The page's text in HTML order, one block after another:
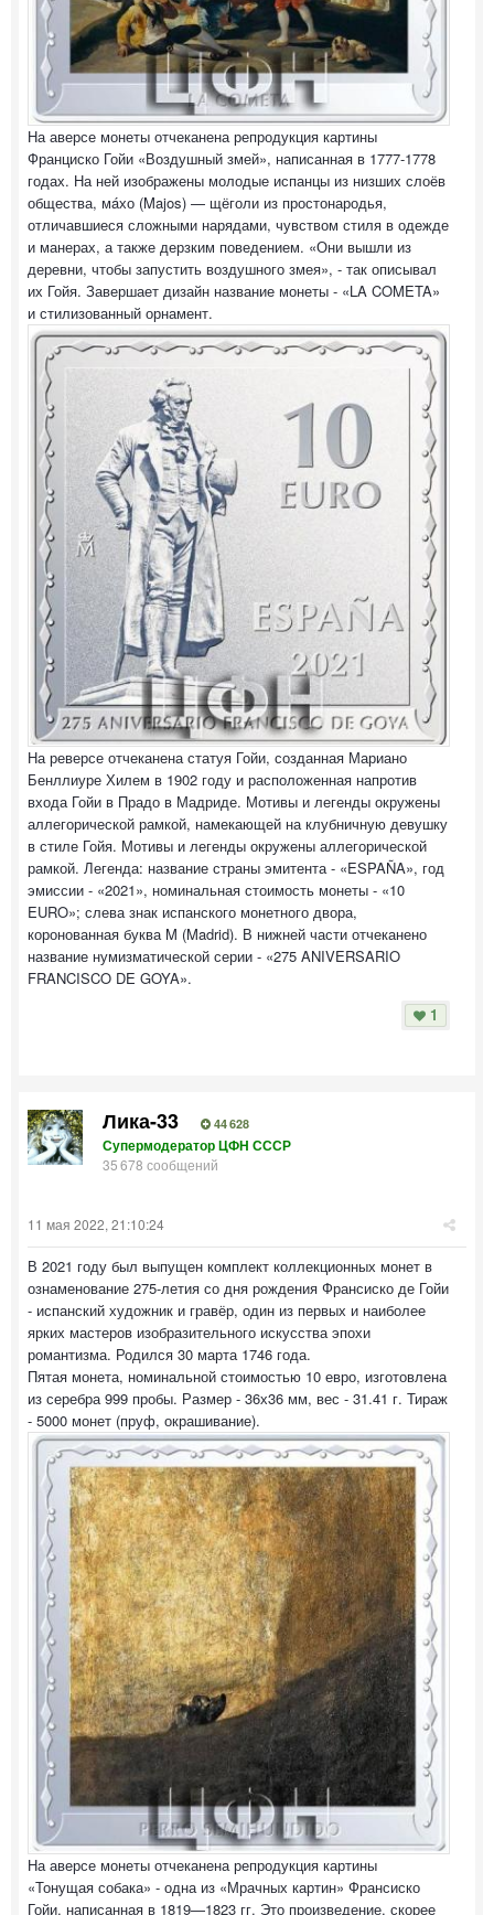
На аверсе монеты отчеканена репродукция картины
Франциско Гойи «Воздушный змей», написанная в 1777-1778
годах. На ней изображены молодые испанцы из низших слоёв
общества, мáхо (Majos) — щёголи из простонародья,
отличавшиеся сложными нарядами, чувством стиля в одежде
и манерах, а также дерзким поведением. «Они вышли из
деревни, чтобы запустить воздушного змея», - так описывал
их Гойя. Завершает дизайн название монеты - «LA COMETA»
и стилизованный орнамент.
На реверсе отчеканена статуя Гойи, созданная Мариано
Бенллиуре Хилем в 1902 году и расположенная напротив
входа Гойи в Прадо в Мадриде. Мотивы и легенды окружены
аллегорической рамкой, намекающей на клубничную девушку
в стиле Гойя. Мотивы и легенды окружены аллегорической
рамкой. Легенда: название страны эмитента - «ESPAÑA», год
эмиссии - «2021», номинальная стоимость монеты - «10
EURO»; слева знак испанского монетного двора,
коронованная буква M (Madrid). В нижней части отчеканено
название нумизматической серии - «275 ANIVERSARIO
FRANCISCO DE GOYA».
1
Лика-33 44 628
Супермодератор ЦФН СССР
35 678 сообщений
11 мая 2022, 21:10:24
В 2021 году был выпущен комплект коллекционных монет в
ознаменование 275-летия со дня рождения Франсиско де Гойи
- испанский художник и гравёр, один из первых и наиболее
ярких мастеров изобразительного искусства эпохи
романтизма. Родился 30 марта 1746 года.
Пятая монета, номинальной стоимостью 10 евро, изготовлена
из серебра 999 пробы. Размер - 36х36 мм, вес - 31.41 г. Тираж
- 5000 монет (пруф, окрашивание).
На аверсе монеты отчеканена репродукция картины
«Тонущая собака» - одна из «Мрачных картин» Франсиско
Гойи, написанная в 1819—1823 гг. Это произведение, скорее